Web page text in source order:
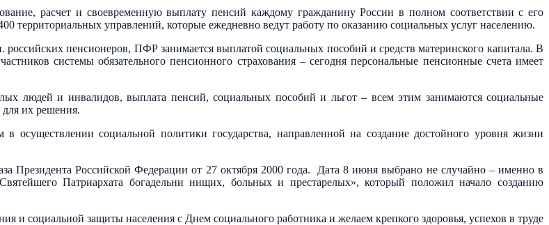
расчет и своевременную выплату пенсий каждому гражданину России в полном соответствии с его
управлений, которые ежедневно ведут работу по оказанию социальных услуг населению.
пенсионеров, ПФР занимается выплатой социальных пособий и средств материнского капитала. В
системы обязательного пенсионного страхования – сегодня персональные пенсионные счета имеет
людей и инвалидов, выплата пенсий, социальных пособий и льгот – всем этим занимаются социальные
для их решения.
осуществлении социальной политики государства, направленной на создание достойного уровня жизни
Президента Российской Федерации от 27 октября 2000 года. Дата 8 июня выбрано не случайно – именно в
Патриархата богадельни нищих, больных и престарелых», который положил начало созданию
и социальной защиты населения с Днем социального работника и желаем крепкого здоровья, успехов в труде